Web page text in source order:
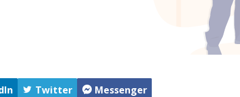
Twitter Messenger